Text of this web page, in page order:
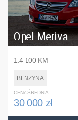
Opel Meriva
1.4 100 KM
BENZYNA
CENA ŚREDNIA
30 000 zł